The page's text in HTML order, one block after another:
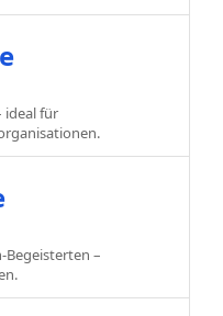
ideal für
–